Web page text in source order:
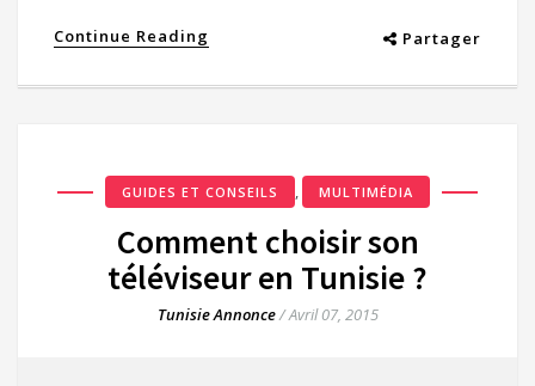
Continue Reading Partager
GUIDES ET CONSEILS , MULTIMÉDIA
Comment choisir son
téléviseur en Tunisie ?
Tunisie Annonce/Avril 07, 2015